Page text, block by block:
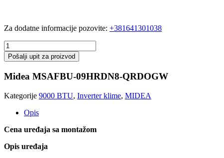
Za dodatne informacije pozovite: +381641301038
Midea
MSAFBU-
09HRDN8-
QRDOGW
količina
Pošalji upit za proizvod
Midea MSAFBU-09HRDN8-QRDOGW
Kategorije 9000 BTU, Inverter klime, MIDEA
Opis
Cena uređaja sa montažom
Opis uređaja